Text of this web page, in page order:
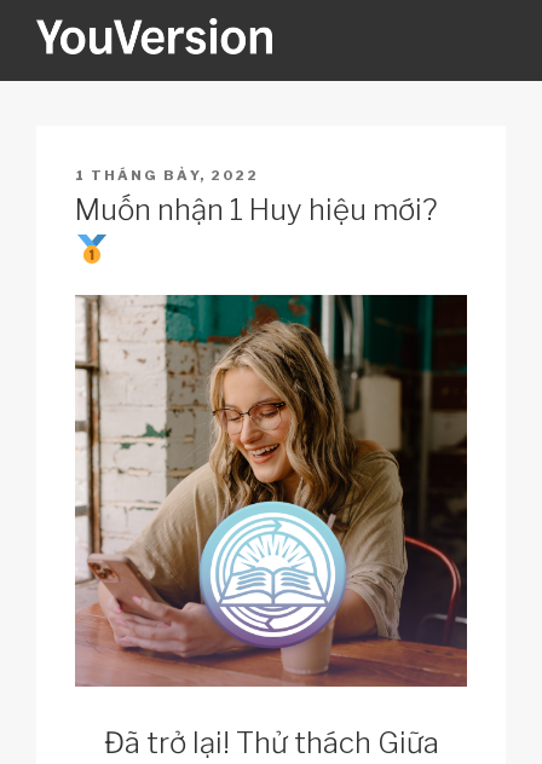
YOUVERSION
POSTED
ON
1 THÁNG BẢY, 2022
Muốn nhận 1 Huy hiệu mới?
Đã trở lại! Thử thách Giữa